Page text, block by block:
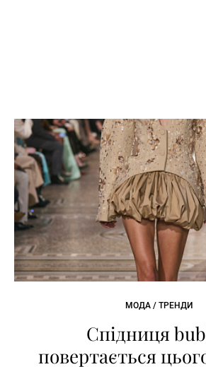
МОДА / ТРЕНДИ
Спідниця
повертається